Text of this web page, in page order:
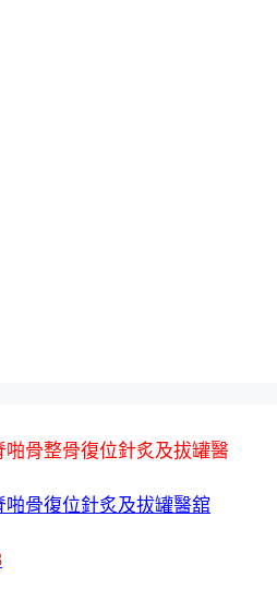
骨整骨復位針炙及拔罐醫
骨復位針炙及拔罐醫舘